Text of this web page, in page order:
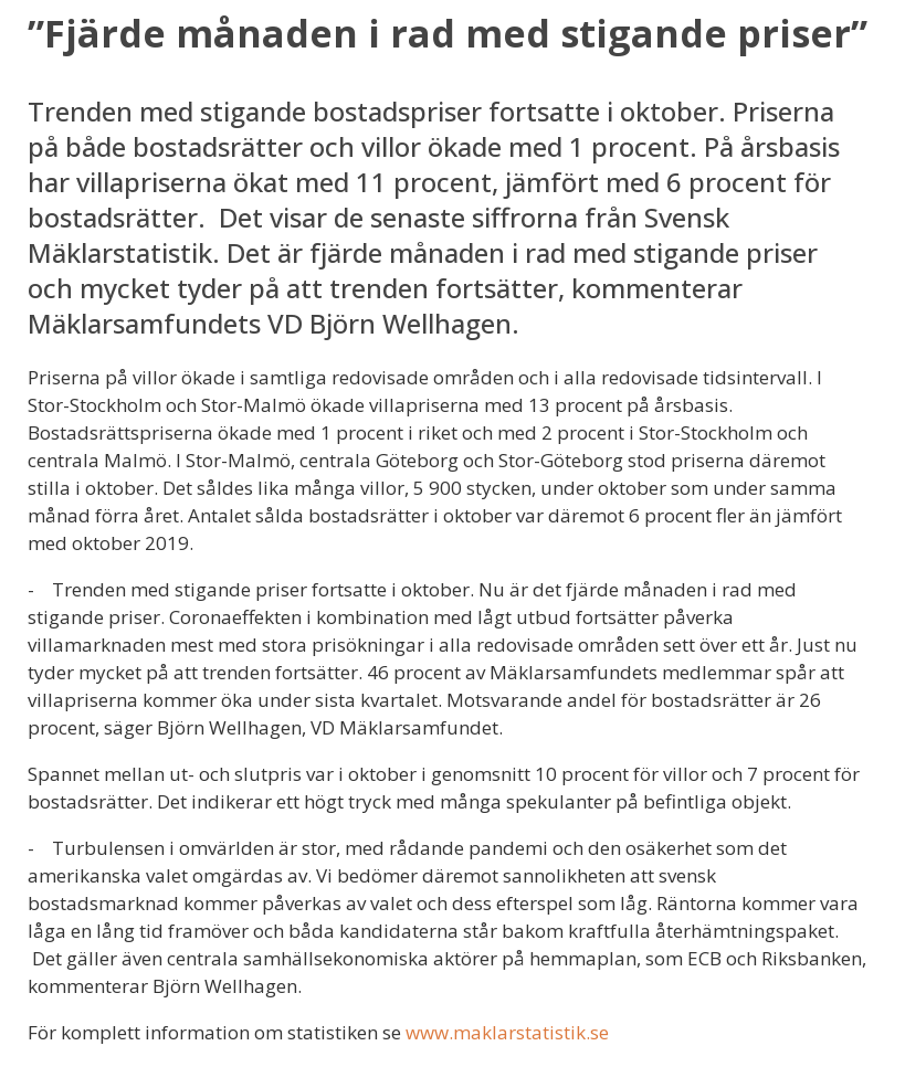
”Fjärde månaden i rad med stigande priser”
Trenden med stigande bostadspriser fortsatte i oktober. Priserna
på både bostadsrätter och villor ökade med 1 procent. På årsbasis
har villapriserna ökat med 11 procent, jämfört med 6 procent för
bostadsrätter. Det visar de senaste siffrorna från Svensk
Mäklarstatistik. Det är fjärde månaden i rad med stigande priser
och mycket tyder på att trenden fortsätter, kommenterar
Mäklarsamfundets VD Björn Wellhagen.
Priserna på villor ökade i samtliga redovisade områden och i alla redovisade tidsintervall. I
Stor-Stockholm och Stor-Malmö ökade villapriserna med 13 procent på årsbasis.
Bostadsrättspriserna ökade med 1 procent i riket och med 2 procent i Stor-Stockholm och
centrala Malmö. I Stor-Malmö, centrala Göteborg och Stor-Göteborg stod priserna däremot
stilla i oktober. Det såldes lika många villor, 5 900 stycken, under oktober som under samma
månad förra året. Antalet sålda bostadsrätter i oktober var däremot 6 procent fler än jämfört
med oktober 2019.
- Trenden med stigande priser fortsatte i oktober. Nu är det fjärde månaden i rad med
stigande priser. Coronaeffekten i kombination med lågt utbud fortsätter påverka
villamarknaden mest med stora prisökningar i alla redovisade områden sett över ett år. Just nu
tyder mycket på att trenden fortsätter. 46 procent av Mäklarsamfundets medlemmar spår att
villapriserna kommer öka under sista kvartalet. Motsvarande andel för bostadsrätter är 26
procent, säger Björn Wellhagen, VD Mäklarsamfundet.
Spannet mellan ut- och slutpris var i oktober i genomsnitt 10 procent för villor och 7 procent för
bostadsrätter. Det indikerar ett högt tryck med många spekulanter på befintliga objekt.
- Turbulensen i omvärlden är stor, med rådande pandemi och den osäkerhet som det
amerikanska valet omgärdas av. Vi bedömer däremot sannolikheten att svensk
bostadsmarknad kommer påverkas av valet och dess efterspel som låg. Räntorna kommer vara
låga en lång tid framöver och båda kandidaterna står bakom kraftfulla återhämtningspaket.
Det gäller även centrala samhällsekonomiska aktörer på hemmaplan, som ECB och Riksbanken,
kommenterar Björn Wellhagen.
För komplett information om statistiken se www.maklarstatistik.se